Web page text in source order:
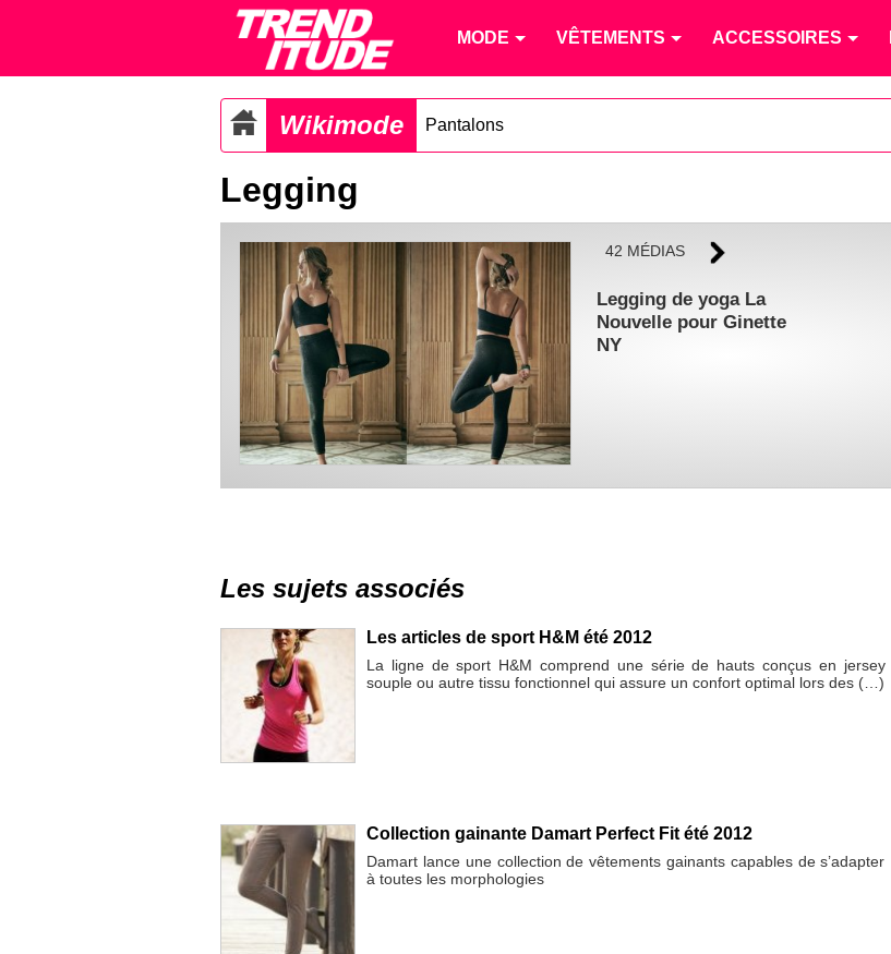
MODE VÊTEMENTS ACCESSOIRES
Wikimode Pantalons
Legging
42 MÉDIAS
Legging de yoga La
Nouvelle pour Ginette
NY
Les sujets associés
Les articles de sport H&M été 2012
La ligne de sport H&M comprend une série de hauts conçus en jersey
souple ou autre tissu fonctionnel qui assure un confort optimal lors des (…)
Collection gainante Damart Perfect Fit été 2012
Damart lance une collection de vêtements gainants capables de s’adapter
à toutes les morphologies